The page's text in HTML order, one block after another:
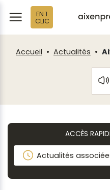
EN 1
CLIC
Accueil Actualités
ACCÈS
Actualités
Fenêtre
de
chat
Panneau de gestion des